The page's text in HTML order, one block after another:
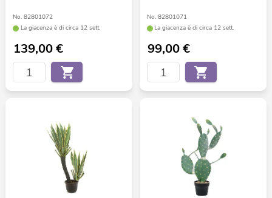
No. 82801072
La giacenza è di circa 12 sett.
139,00€
No. 82801071
La giacenza è di circa 12 sett.
99,00€